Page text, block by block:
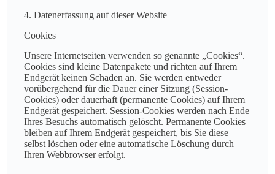
4. Datenerfassung auf dieser Website
Cookies
Unsere Internetseiten verwenden so genannte „Cookies“.
Cookies sind kleine Datenpakete und richten auf Ihrem
Endgerät keinen Schaden an. Sie werden entweder
vorübergehend für die Dauer einer Sitzung (Session-
Cookies) oder dauerhaft (permanente Cookies) auf Ihrem
Endgerät gespeichert. Session-Cookies werden nach Ende
Ihres Besuchs automatisch gelöscht. Permanente Cookies
bleiben auf Ihrem Endgerät gespeichert, bis Sie diese
selbst löschen oder eine automatische Löschung durch
Ihren Webbrowser erfolgt.